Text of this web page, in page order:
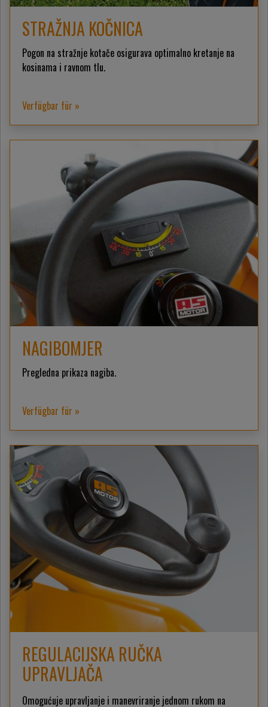
STRAŽNJA KOČNICA
Pogon na stražnje kotače osigurava optimalno kretanje na
kosinama i ravnom tlu.
Verfügbar für »
NAGIBOMJER
Pregledna prikaza nagiba.
Verfügbar für »
REGULACIJSKA RUČKA
UPRAVLJAČA
Omogućuje upravljanje i manevriranje jednom rukom na